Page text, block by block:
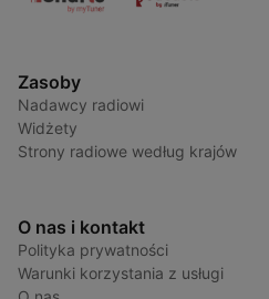
Zasoby
Nadawcy radiowi
Widżety
Strony radiowe według krajów
O nas i kontakt
Polityka prywatności
Warunki korzystania z usługi